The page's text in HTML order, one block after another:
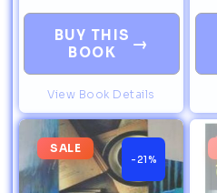
BUY THIS
BOOK
→
View Book Details
SALE
-21%